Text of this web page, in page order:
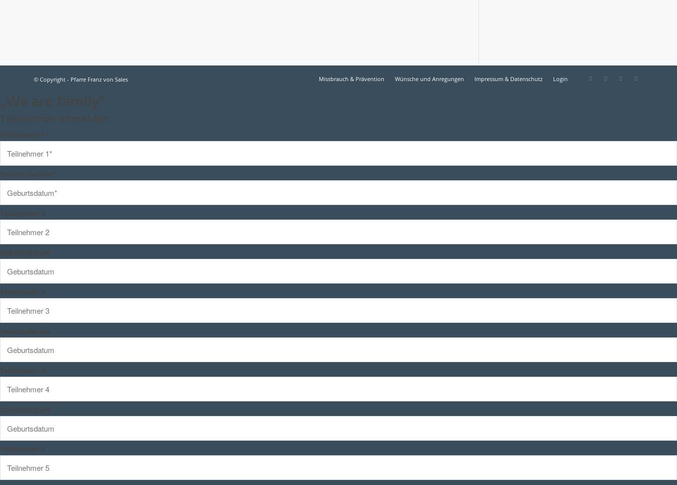
© Copyright - Pfarre Franz von Sales Missbrauch & Prävention Wünsche und Anregungen Impressum & Datenschutz Login
„We are family“
Teilnehmer anmelden
Teilnehmer 1*
Geburtsdatum*
Teilnehmer 2
Geburtsdatum
Teilnehmer 3
Geburtsdatum
Teilnehmer 4
Geburtsdatum
Teilnehmer 5